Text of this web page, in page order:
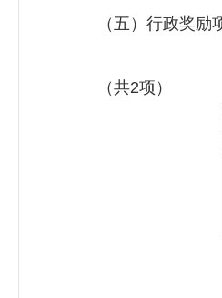
（五）行政奖励
（共2项）